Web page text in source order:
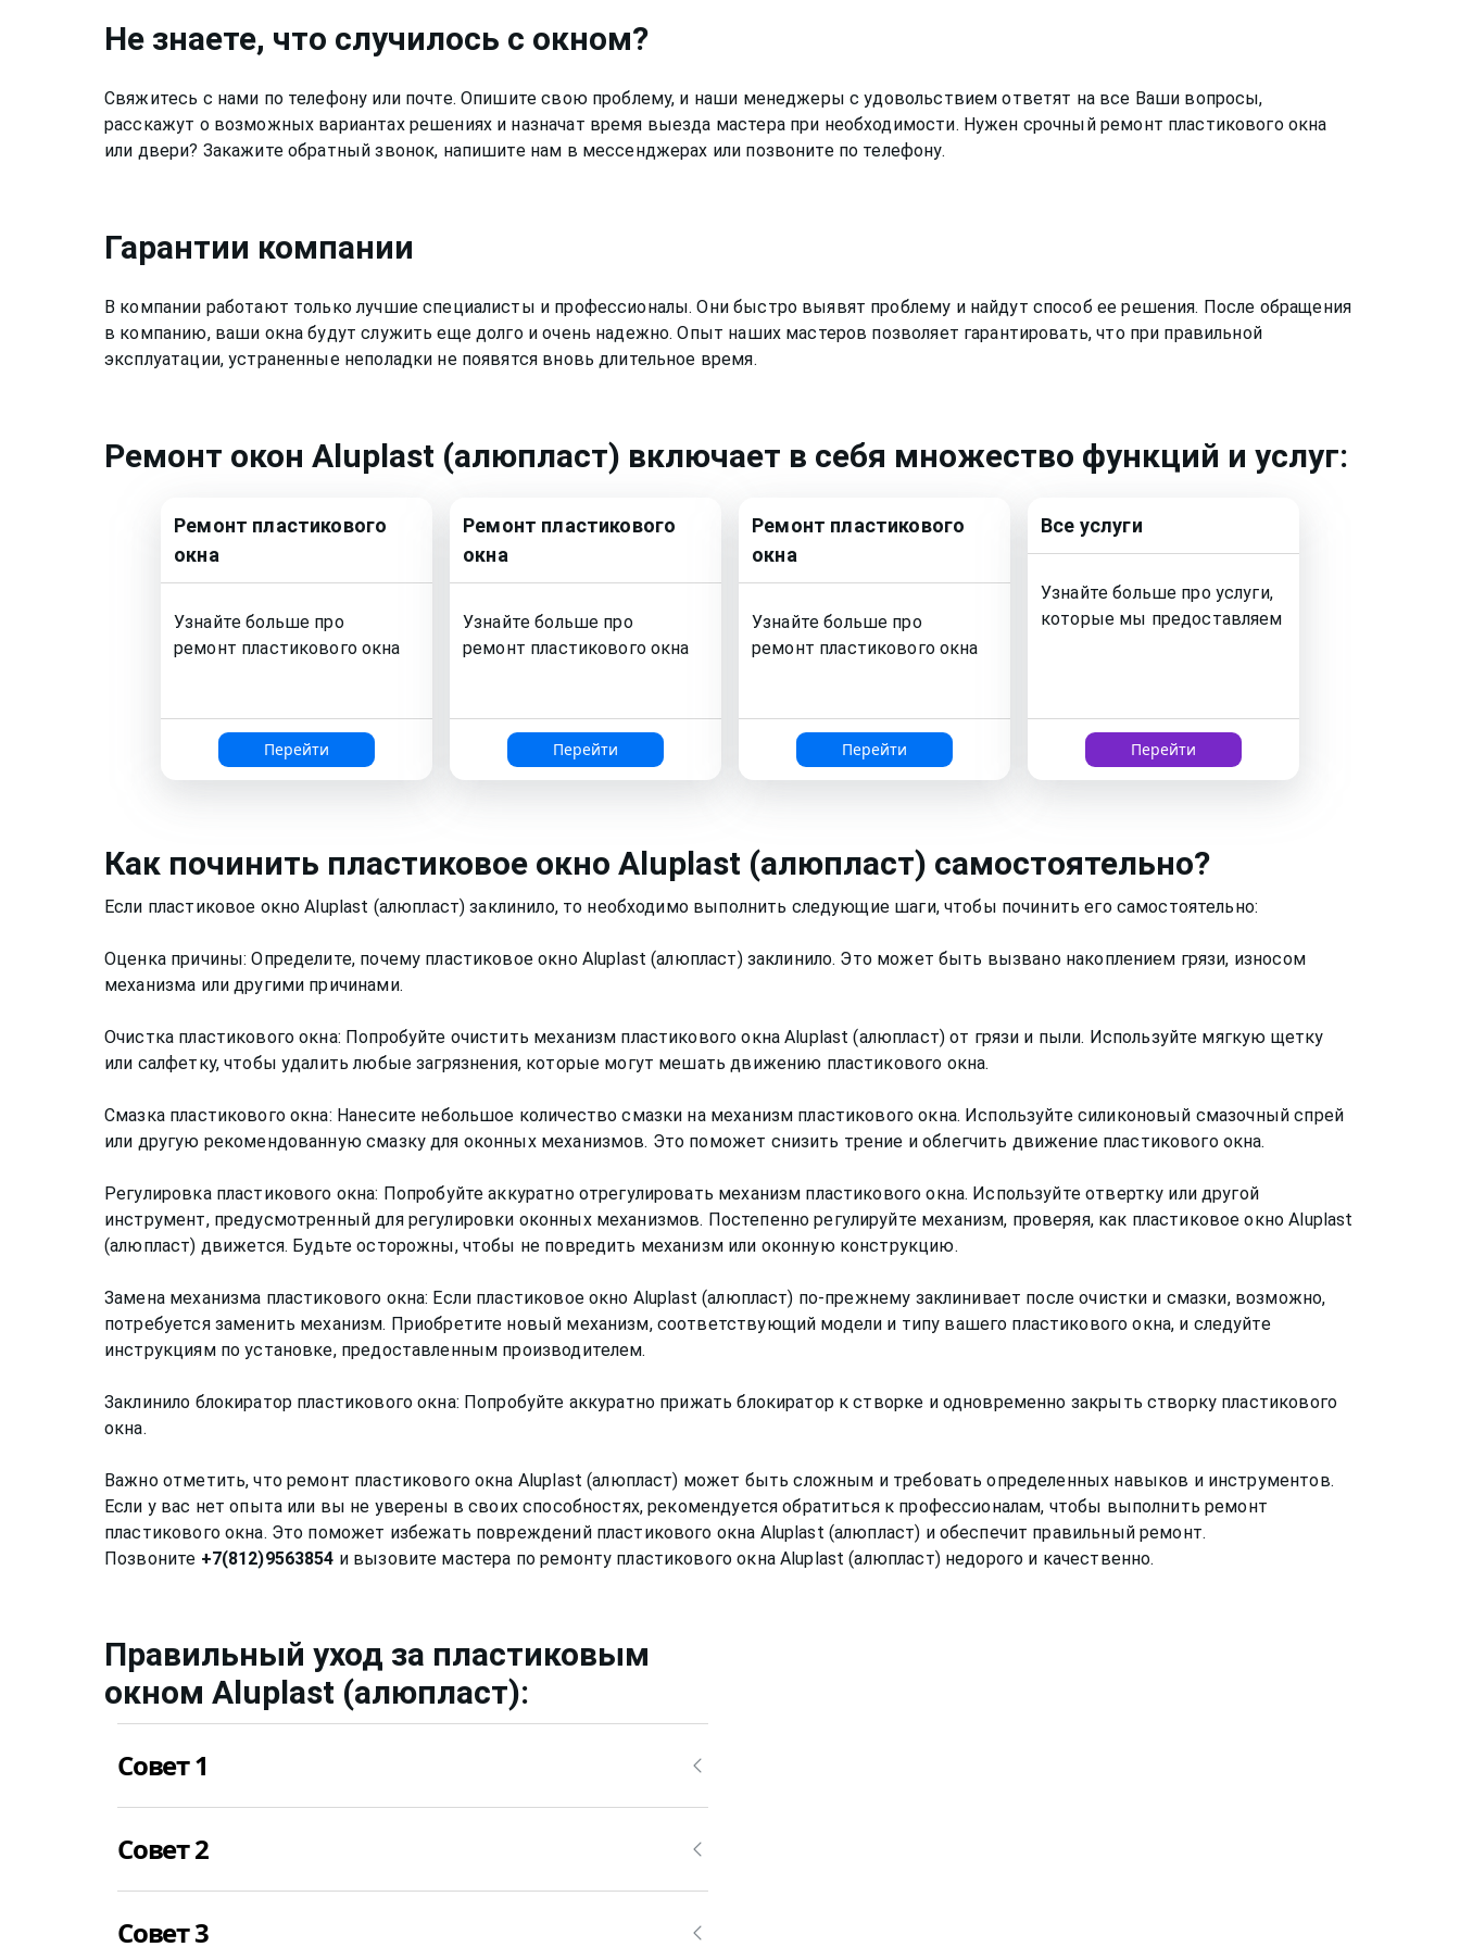
Не знаете, что случилось с окном?
Свяжитесь с нами по телефону или почте. Опишите свою проблему, и наши менеджеры с удовольствием ответят на все Ваши вопросы,
расскажут о возможных вариантах решениях и назначат время выезда мастера при необходимости. Нужен срочный ремонт пластикового окна
или двери? Закажите обратный звонок, напишите нам в мессенджерах или позвоните по телефону.
Гарантии компании
В компании работают только лучшие специалисты и профессионалы. Они быстро выявят проблему и найдут способ ее решения. После обращения
в компанию, ваши окна будут служить еще долго и очень надежно. Опыт наших мастеров позволяет гарантировать, что при правильной
эксплуатации, устраненные неполадки не появятся вновь длительное время.
Ремонт окон Aluplast (алюпласт) включает в себя множество функций и услуг:
Ремонт пластикового
окна
Узнайте больше про
ремонт пластикового окна
Перейти
Ремонт пластикового
окна
Узнайте больше про
ремонт пластикового окна
Перейти
Ремонт пластикового
окна
Узнайте больше про
ремонт пластикового окна
Перейти
Все услуги
Узнайте больше про услуги,
которые мы предоставляем
Перейти
Как починить пластиковое окно Aluplast (алюпласт) самостоятельно?
Если пластиковое окно Aluplast (алюпласт) заклинило, то необходимо выполнить следующие шаги, чтобы починить его самостоятельно:
Оценка причины: Определите, почему пластиковое окно Aluplast (алюпласт) заклинило. Это может быть вызвано накоплением грязи, износом
механизма или другими причинами.
Очистка пластикового окна: Попробуйте очистить механизм пластикового окна Aluplast (алюпласт) от грязи и пыли. Используйте мягкую щетку
или салфетку, чтобы удалить любые загрязнения, которые могут мешать движению пластикового окна.
Смазка пластикового окна: Нанесите небольшое количество смазки на механизм пластикового окна. Используйте силиконовый смазочный спрей
или другую рекомендованную смазку для оконных механизмов. Это поможет снизить трение и облегчить движение пластикового окна.
Регулировка пластикового окна: Попробуйте аккуратно отрегулировать механизм пластикового окна. Используйте отвертку или другой
инструмент, предусмотренный для регулировки оконных механизмов. Постепенно регулируйте механизм, проверяя, как пластиковое окно Aluplast
(алюпласт) движется. Будьте осторожны, чтобы не повредить механизм или оконную конструкцию.
Замена механизма пластикового окна: Если пластиковое окно Aluplast (алюпласт) по-прежнему заклинивает после очистки и смазки, возможно,
потребуется заменить механизм. Приобретите новый механизм, соответствующий модели и типу вашего пластикового окна, и следуйте
инструкциям по установке, предоставленным производителем.
Заклинило блокиратор пластикового окна: Попробуйте аккуратно прижать блокиратор к створке и одновременно закрыть створку пластикового
окна.
Важно отметить, что ремонт пластикового окна Aluplast (алюпласт) может быть сложным и требовать определенных навыков и инструментов.
Если у вас нет опыта или вы не уверены в своих способностях, рекомендуется обратиться к профессионалам, чтобы выполнить ремонт
пластикового окна. Это поможет избежать повреждений пластикового окна Aluplast (алюпласт) и обеспечит правильный ремонт.
Позвоните +7(812)9563854
Правильный уход за пластиковым
окном Aluplast (алюпласт):
Совет 1
спиртовой или любой другой раствор может привести за собой
превратиться в желтоватый, потрескаться, стать уже не таким
приятным глазу.
Совет 2
уже можно применять не несильно мыльный раствор, а
Совет 3